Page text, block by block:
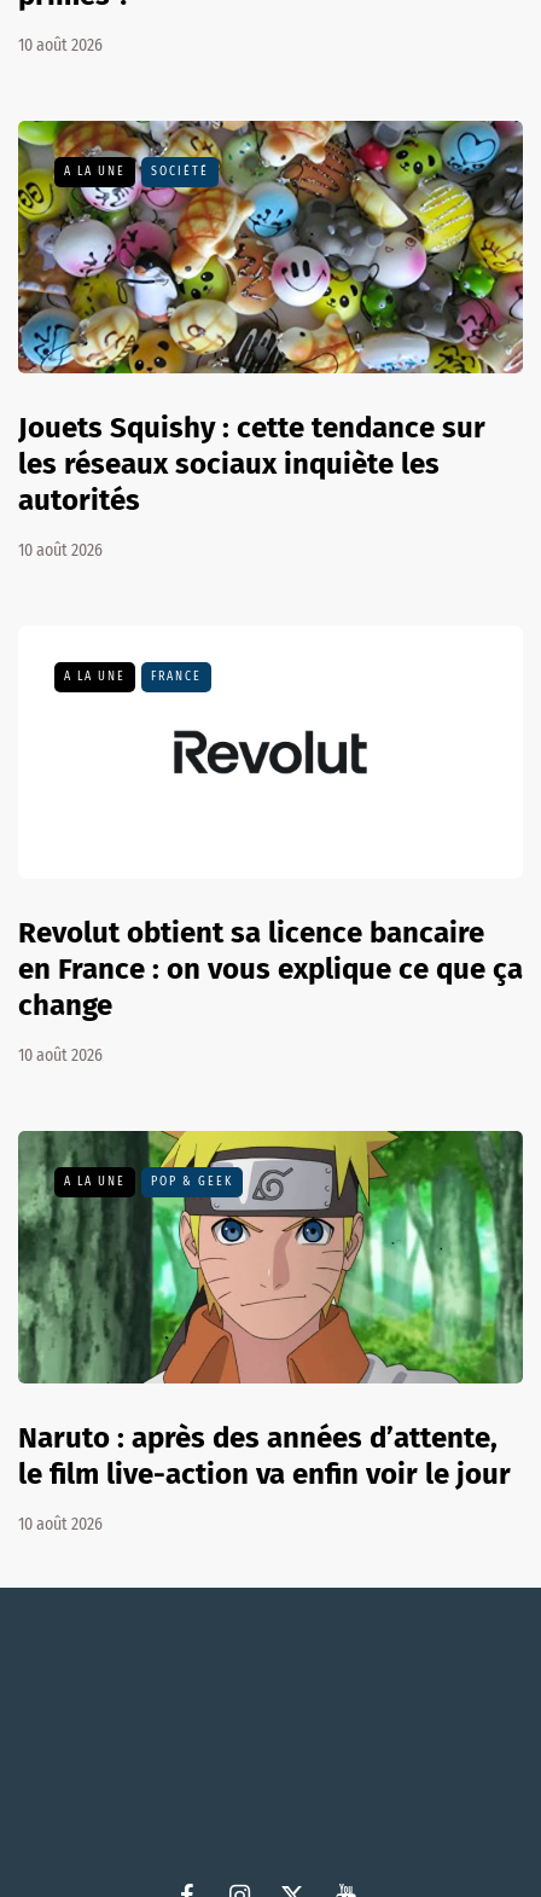
10 août 2026
A LA UNE SOCIÉTÉ
Jouets Squishy : cette tendance sur
les réseaux sociaux inquiète les
autorités
10 août 2026
A LA UNE FRANCE
Revolut obtient sa licence bancaire
en France : on vous explique ce que ça
change
10 août 2026
A LA UNE POP & GEEK
Naruto : après des années d’attente,
le film live-action va enfin voir le jour
10 août 2026